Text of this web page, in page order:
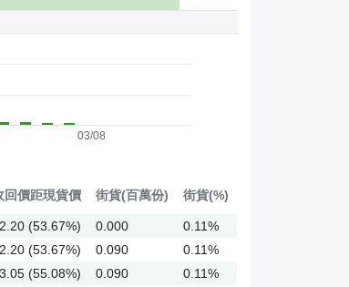
03/08
回價距現貨價 街貨(百萬份) 街貨(%)
(53.67%) 0.000
0.11%
(53.67%) 0.090
0.11%
(55.08%) 0.090
0.11%